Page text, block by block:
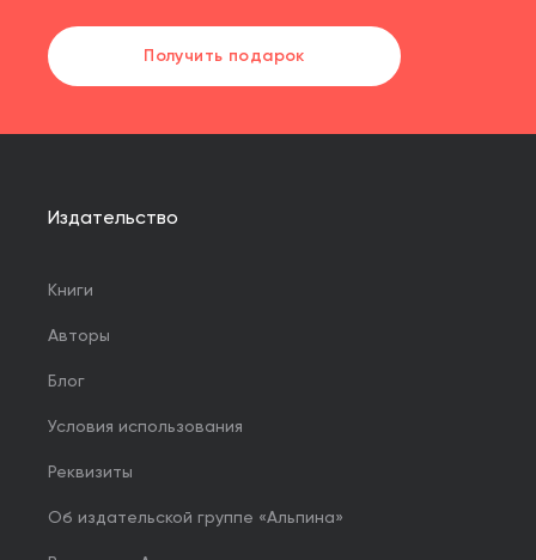
Получить подарок
Издательство
Книги
Авторы
Блог
Условия использования
Реквизиты
Об издательской группе «Альпина»